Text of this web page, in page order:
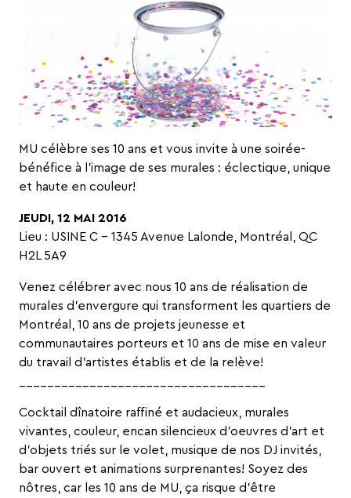
MU célèbre ses 10 ans et vous invite à une soirée-
bénéfice à l’image de ses murales : éclectique, unique
et haute en couleur!
JEUDI, 12 MAI 2016
Lieu : USINE C – 1345 Avenue Lalonde, Montréal, QC
H2L 5A9
Venez célébrer avec nous 10 ans de réalisation de
murales d’envergure qui transforment les quartiers de
Montréal, 10 ans de projets jeunesse et
communautaires porteurs et 10 ans de mise en valeur
du travail d’artistes établis et de la relève!
Cocktail dînatoire raffiné et audacieux, murales
vivantes, couleur, encan silencieux d’oeuvres d’art et
d’objets triés sur le volet, musique de nos DJ invités,
bar ouvert et animations surprenantes! Soyez des
nôtres, car les 10 ans de MU, ça risque d’être